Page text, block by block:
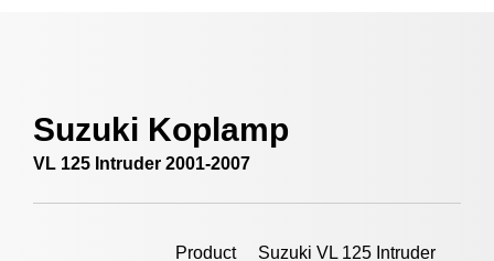
Suzuki Koplamp
VL 125 Intruder 2001-2007
Product
Suzuki VL 125 Intruder